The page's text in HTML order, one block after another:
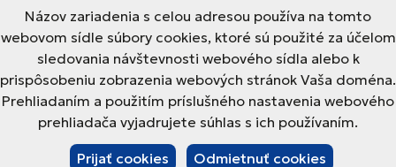
Názov zariadenia s celou adresou používa na tomto
webovom sídle súbory cookies, ktoré sú použité za účelom
sledovania návštevnosti webového sídla alebo k
prispôsobeniu zobrazenia webových stránok Vaša doména.
Prehliadaním a použitím príslušného nastavenia webového
prehliadača vyjadrujete súhlas s ich používaním.
Prijať cookies
Odmietnuť cookies